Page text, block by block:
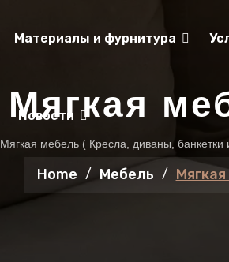
Материалы и фурнитура
Новости
Мягкая
Мягкая мебель ( Кресла, диваны,
Home Мебель